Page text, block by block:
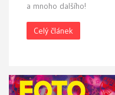
a mnoho dalšího!
Celý článek